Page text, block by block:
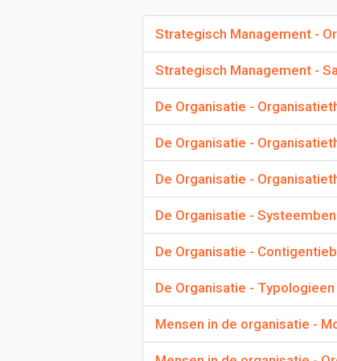
- Het opzetten va
Welke fasen
Operationeel
- Wat de
- Wat voor
- En is gebaseerd
Strategisch Management -
Strategisch Management -
De Organisatie -
De Organisatie -
De Organisatie -
De Organisatie -
De Organisatie -
De Organisatie - Typologieen
Mensen in de organisatie -